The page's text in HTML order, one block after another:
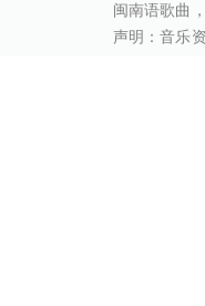
闽南语歌曲
声明：音乐